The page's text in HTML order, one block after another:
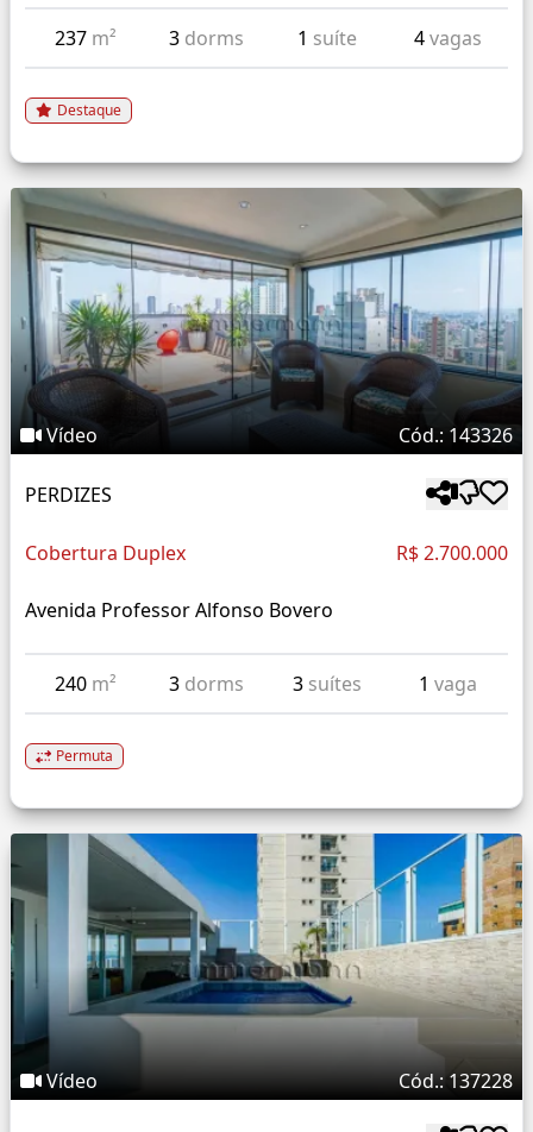
237 m² 3 dorms 1 suíte 4vagas
Destaque
Vídeo Cód.: 143326
PERDIZES
Cobertura Duplex R$ 2.700.000
Avenida Professor Alfonso Bovero
240 m² 3 dorms 3 suítes 1 vaga
Permuta
Vídeo Cód.: 137228